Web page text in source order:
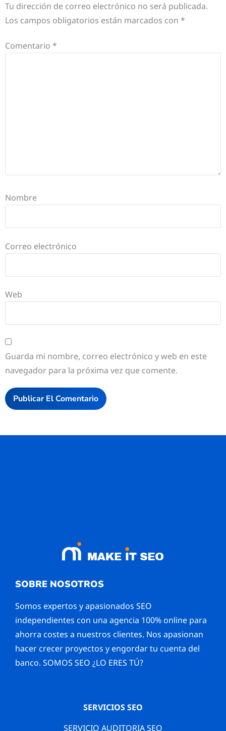
Tu dirección de correo electrónico no será publicada.
Los campos obligatorios están marcados con *
Comentario *
Nombre
Correo electrónico
Web
Guarda mi nombre, correo electrónico y web en este
navegador para la próxima vez que comente.
SOBRE NOSOTROS
Somos expertos y apasionados SEO
independientes con una agencia 100% online para
ahorra costes a nuestros clientes. Nos apasionan
hacer crecer proyectos y engordar tu cuenta del
banco. SOMOS SEO ¿LO ERES TÚ?
SERVICIOS SEO
SERVICIO AUDITORIA SEO